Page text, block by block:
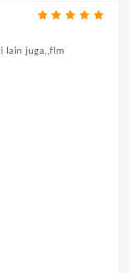
lain juga,,flm